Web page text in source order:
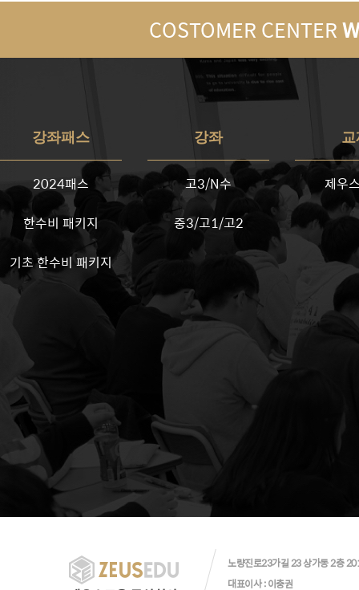
COSTOMER CENTER
강좌패스
2024패스
한수비 패키지
기초 한수비 패키지
강좌
고3/N수
중3/고1/고2
교
제우
노량진로23가길 23 상가동 2층
대표이사 : 이충권